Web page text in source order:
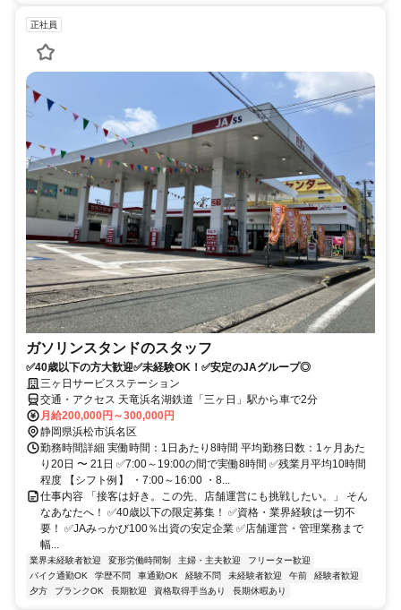
正社員
ガソリンスタンドのスタッフ
✅40歳以下の方大歓迎✅未経験OK！✅安定のJAグループ◎
三ヶ日サービスステーション
交通・アクセス 天竜浜名湖鉄道「三ヶ日」駅から車で2分
月給200,000円～300,000円
静岡県浜松市浜名区
勤務時間詳細 実働時間：1日あたり8時間 平均勤務日数：1ヶ月あた
り20日 〜 21日 ✅7:00～19:00の間で実働8時間 ✅残業月平均10時間
程度 【シフト例】 ・7:00～16:00 ・8...
仕事内容 「接客は好き。この先、店舗運営にも挑戦したい。」 そん
なあなたへ！ ✅40歳以下の限定募集！ ✅資格・業界経験は一切不
要！ ✅JAみっかび100％出資の安定企業 ✅店舗運営・管理業務まで
幅...
業界未経験者歓迎 変形労働時間制 主婦・主夫歓迎
フリーター歓迎
バイク通勤OK
学歴不問 車通勤OK 経験不問 未経験者歓迎 午前
経験者歓迎
夕方
ブランクOK 長期歓迎 資格取得手当あり 長期休暇あり